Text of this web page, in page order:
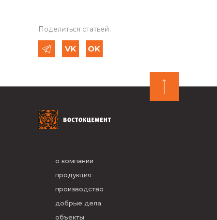
Поделиться статьей
о компании
продукция
производство
добрые дела
объекты